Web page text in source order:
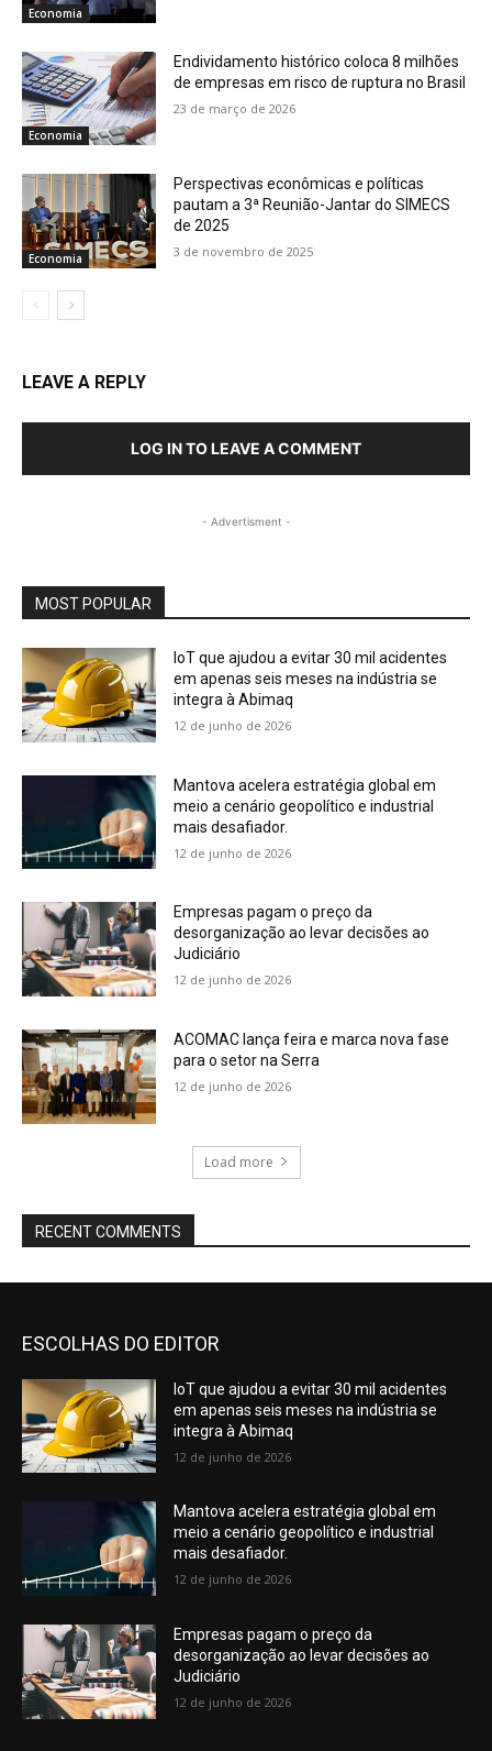
Economia
Economia
Endividamento histórico coloca 8 milhões
de empresas em risco de ruptura no Brasil
23 de março de 2026
Economia
Perspectivas econômicas e políticas
pautam a 3ª Reunião-Jantar do SIMECS
de 2025
3 de novembro de 2025
LEAVE A REPLY
LOG IN TO LEAVE A COMMENT
- Advertisment -
MOST POPULAR
IoT que ajudou a evitar 30 mil acidentes
em apenas seis meses na indústria se
integra à Abimaq
12 de junho de 2026
Mantova acelera estratégia global em
meio a cenário geopolítico e industrial
mais desafiador.
12 de junho de 2026
Empresas pagam o preço da
desorganização ao levar decisões ao
Judiciário
12 de junho de 2026
ACOMAC lança feira e marca nova fase
para o setor na Serra
12 de junho de 2026
Load more
RECENT COMMENTS
ESCOLHAS DO EDITOR
IoT que ajudou a evitar 30 mil acidentes
em apenas seis meses na indústria se
integra à Abimaq
12 de junho de 2026
Mantova acelera estratégia global em
meio a cenário geopolítico e industrial
mais desafiador.
12 de junho de 2026
Empresas pagam o preço da
desorganização ao levar decisões ao
Judiciário
12 de junho de 2026